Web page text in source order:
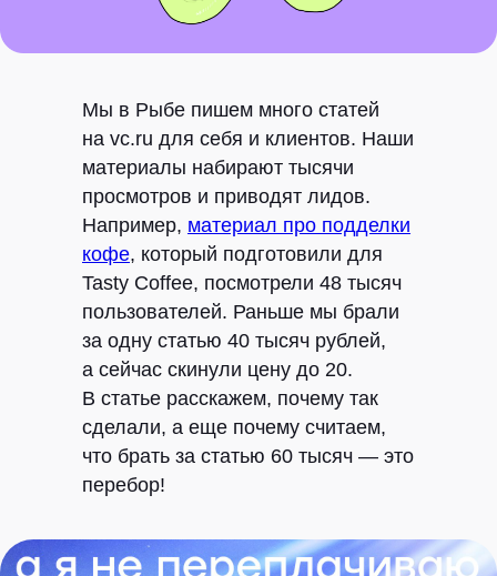
Мы в Рыбе пишем много статей
на vc.ru для себя и клиентов. Наши
материалы набирают тысячи
просмотров и приводят лидов.
Например, материал про подделки
кофе, который подготовили для
Tasty Coffee, посмотрели 48 тысяч
пользователей. Раньше мы брали
за одну статью 40 тысяч рублей,
а сейчас скинули цену до 20.
В статье расскажем, почему так
сделали, а еще почему считаем,
что брать за статью 60 тысяч — это
перебор!